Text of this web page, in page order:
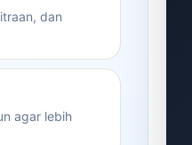
dan
agar lebih